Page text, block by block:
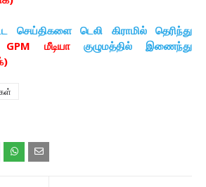
செய்திகளை டெலி கிராமில் தெரிந்து
GPM மீடியாகுழுமத்தில் இணைந்து